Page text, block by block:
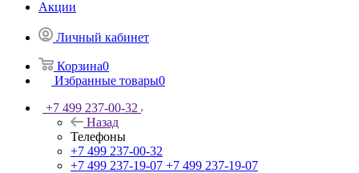
Акции
Личный кабинет
Корзина0
Избранные товары0
+7 499 237-00-32
Назад
Телефоны
+7 499 237-00-32
+7 499 237-19-07 +7 499 237-19-07